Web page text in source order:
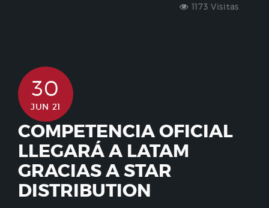
1173 Visitas
30
JUN 21
COMPETENCIA OFICIAL
LLEGARÁ A LATAM
GRACIAS A STAR
DISTRIBUTION